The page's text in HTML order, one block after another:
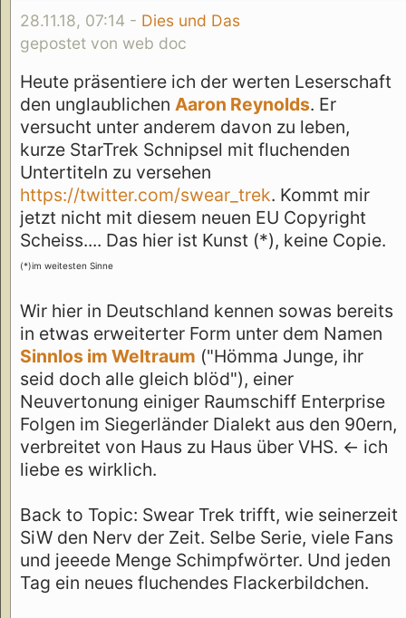
28.11.18, 07:14 - Dies und Das
gepostet von web doc
Heute präsentiere ich der werten Leserschaft
den unglaublichen Aaron Reynolds. Er
versucht unter anderem davon zu leben,
kurze StarTrek Schnipsel mit fluchenden
Untertiteln zu versehen
https://twitter.com/swear_trek. Kommt mir
jetzt nicht mit diesem neuen EU Copyright
Scheiss.... Das hier ist Kunst (*), keine Copie.
(*)im weitesten Sinne
Wir hier in Deutschland kennen sowas bereits
in etwas erweiterter Form unter dem Namen
Sinnlos im Weltraum ("Hömma Junge, ihr
seid doch alle gleich blöd"), einer
Neuvertonung einiger Raumschiff Enterprise
Folgen im Siegerländer Dialekt aus den 90ern,
verbreitet von Haus zu Haus über VHS. <- ich
liebe es wirklich.
Back to Topic: Swear Trek trifft, wie seinerzeit
SiW den Nerv der Zeit. Selbe Serie, viele Fans
und jeeede Menge Schimpfwörter. Und jeden
Tag ein neues fluchendes Flackerbildchen.